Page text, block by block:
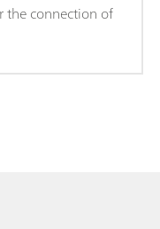
the connection of